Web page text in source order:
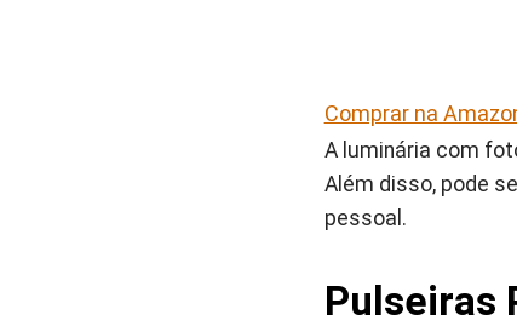
Comprar na
A luminária com
Além disso, pode
pessoal.
Pulseiras